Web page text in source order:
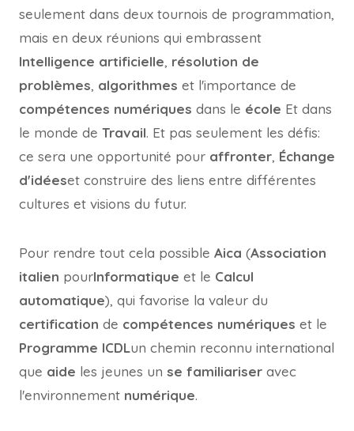
seulement dans deux tournois de programmation,
mais en deux réunions qui embrassent
Intelligence artificielle, résolution de
problèmes, algorithmes et l'importance de
compétences numériques dans le école Et dans
le monde de Travail. Et pas seulement les défis:
ce sera une opportunité pour affronter, Échange
d'idéeset construire des liens entre différentes
cultures et visions du futur.
Pour rendre tout cela possible Aica (Association
italien pourInformatique et le Calcul
automatique), qui favorise la valeur du
certification de compétences numériques et le
Programme ICDLun chemin reconnu international
que aide les jeunes un se familiariser avec
l'environnement numérique.